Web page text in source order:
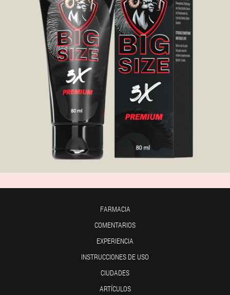
FARMACIA
COMENTARIOS
EXPERIENCIA
INSTRUCCIONES DE USO
CIUDADES
ARTÍCULOS